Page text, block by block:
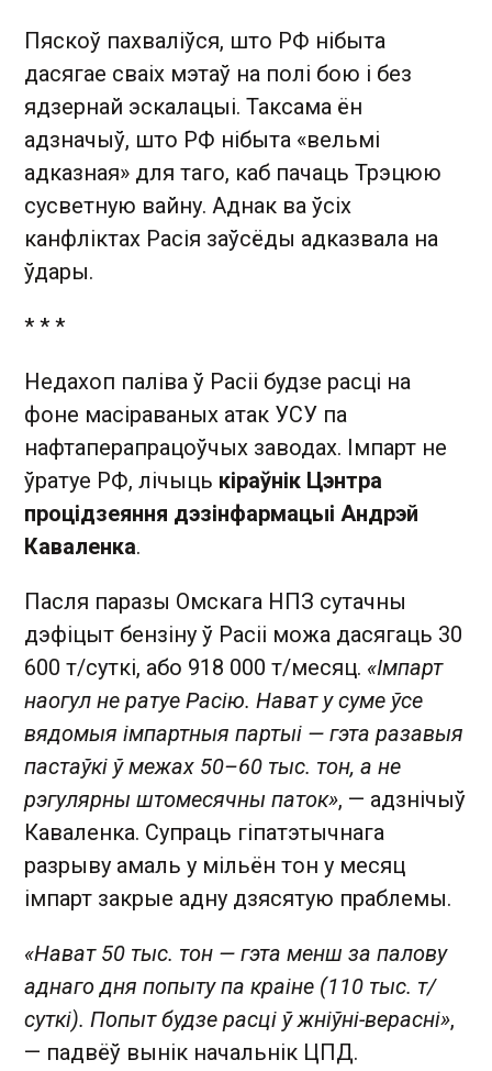
Пяскоў пахваліўся, што РФ нібыта
дасягае сваіх мэтаў на полі бою і без
ядзернай эскалацыі. Таксама ён
адзначыў, што РФ нібыта «вельмі
адказная» для таго, каб пачаць Трэцюю
сусветную вайну. Аднак ва ўсіх
канфліктах Расія заўсёды адказвала на
ўдары.
* * *
Недахоп паліва ў Расіі будзе расці на
фоне масіраваных атак УСУ па
нафтаперапрацоўчых заводах. Імпарт не
ўратуе РФ, лічыць кіраўнік Цэнтра
процідзеяння дэзінфармацыі Андрэй
Каваленка.
Пасля паразы Омскага НПЗ сутачны
дэфіцыт бензіну ў Расіі можа дасягаць 30
600 т/суткі, або 918 000 т/месяц. «Імпарт
наогул не ратуе Расію. Нават у суме ўсе
вядомыя імпартныя партыі — гэта разавыя
пастаўкі ў межах 50–60 тыс. тон, а не
рэгулярны штомесячны паток», — адзнічыў
Каваленка. Супраць гіпатэтычнага
разрыву амаль у мільён тон у месяц
імпарт закрые адну дзясятую праблемы.
«Нават 50 тыс. тон — гэта менш за палову
аднаго дня попыту па краіне (110 тыс. т/
суткі). Попыт будзе расці ў жніўні-верасні»,
— падвёў вынік начальнік ЦПД.